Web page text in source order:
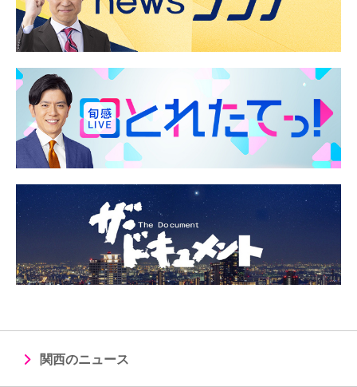
関西のニュース